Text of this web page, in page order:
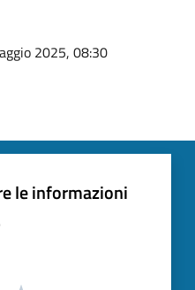
2025, 08:30
le informazioni